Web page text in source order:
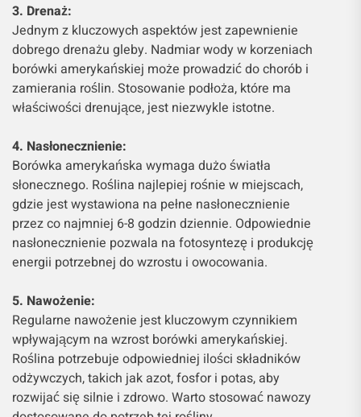
3. Drenaż:
Jednym z kluczowych aspektów jest zapewnienie
dobrego drenażu gleby. Nadmiar wody w korzeniach
borówki amerykańskiej może prowadzić do chorób i
zamierania roślin. Stosowanie podłoża, które ma
właściwości drenujące, jest niezwykle istotne.
4. Nasłonecznienie:
Borówka amerykańska wymaga dużo światła
słonecznego. Roślina najlepiej rośnie w miejscach,
gdzie jest wystawiona na pełne nasłonecznienie
przez co najmniej 6-8 godzin dziennie. Odpowiednie
nasłonecznienie pozwala na fotosyntezę i produkcję
energii potrzebnej do wzrostu i owocowania.
5. Nawożenie:
Regularne nawożenie jest kluczowym czynnikiem
wpływającym na wzrost borówki amerykańskiej.
Roślina potrzebuje odpowiedniej ilości składników
odżywczych, takich jak azot, fosfor i potas, aby
rozwijać się silnie i zdrowo. Warto stosować nawozy